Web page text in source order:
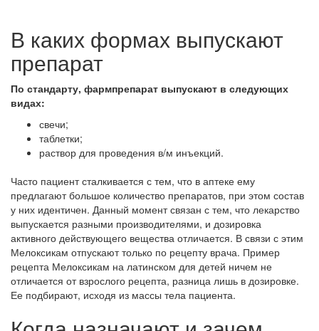
В каких формах выпускают
препарат
По стандарту, фармпрепарат выпускают в следующих
видах:
свечи;
таблетки;
раствор для проведения в/м инъекций.
Часто пациент сталкивается с тем, что в аптеке ему
предлагают большое количество препаратов, при этом состав
у них идентичен. Данный момент связан с тем, что лекарство
выпускается разными производителями, и дозировка
активного действующего вещества отличается. В связи с этим
Мелоксикам отпускают только по рецепту врача. Пример
рецепта Мелоксикам на латинском для детей ничем не
отличается от взрослого рецепта, разница лишь в дозировке.
Ее подбирают, исходя из массы тела пациента.